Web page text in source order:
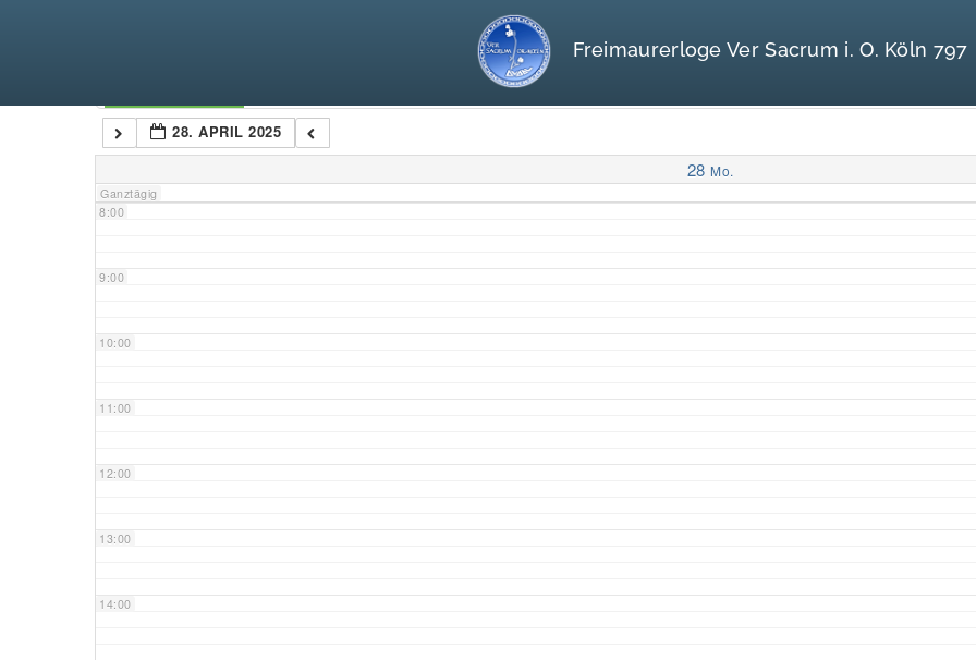
Freimaurerloge Ver Sacrum i. O. Köln 797
28. APRIL 2025
28 Mo.
Ganztägig
7:00
8:00
9:00
10:00
11:00
12:00
13:00
14:00